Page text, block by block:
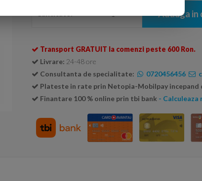
Adauga in
Transport GRATUIT la comenzi peste 600 Ron.
Livrare: 24-48 ore
Consultanta de specialitate:
0720456456
Plateste in rate prin Netopia-Mobilpay incepand
Finantare 100 % online prin tbi bank - Calculeaza